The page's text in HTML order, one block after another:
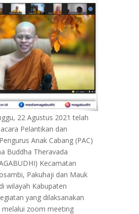
22 Agustus 2021 telah
Pelantikan dan
Anak Cabang (PAC)
Buddha Theravada
Kecamatan
Pakuhaji dan Mauk
wilayah Kabupaten
yang dilaksanakan
melalui zoom meeting